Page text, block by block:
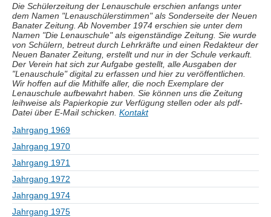
Die Schülerzeitung der Lenauschule erschien anfangs unter
dem Namen "Lenauschülerstimmen" als Sonderseite der Neuen
Banater Zeitung. Ab November 1974 erschien sie unter dem
Namen "Die Lenauschule" als eigenständige Zeitung. Sie wurde
von Schülern, betreut durch Lehrkräfte und einen Redakteur der
Neuen Banater Zeitung, erstellt und nur in der Schule verkauft.
Der Verein hat sich zur Aufgabe gestellt, alle Ausgaben der
"Lenauschule" digital zu erfassen und hier zu veröffentlichen.
Wir hoffen auf die Mithilfe aller, die noch Exemplare der
Lenauschule aufbewahrt haben. Sie können uns die Zeitung
leihweise als Papierkopie zur Verfügung stellen oder als pdf-
Datei über E-Mail schicken. Kontakt
Jahrgang 1969
Jahrgang 1970
Jahrgang 1971
Jahrgang 1972
Jahrgang 1974
Jahrgang 1975